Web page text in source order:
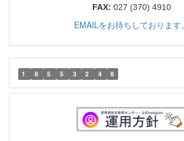
FAX: 027 (370) 4910
EMAILをお待ちしております。
1 8 5 5 3 2 4 8